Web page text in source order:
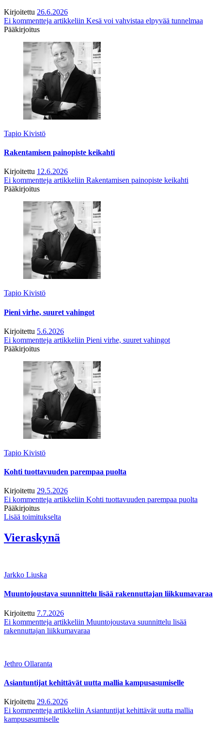
Kirjoitettu 26.6.2026
Ei kommentteja artikkeliin Kesä voi vahvistaa elpyvää tunnelmaa
Pääkirjoitus
Tapio Kivistö
Rakentamisen painopiste keikahti
Kirjoitettu 12.6.2026
Ei kommentteja artikkeliin Rakentamisen painopiste keikahti
Pääkirjoitus
Tapio Kivistö
Pieni virhe, suuret vahingot
Kirjoitettu 5.6.2026
Ei kommentteja artikkeliin Pieni virhe, suuret vahingot
Pääkirjoitus
Tapio Kivistö
Kohti tuottavuuden parempaa puolta
Kirjoitettu 29.5.2026
Ei kommentteja artikkeliin Kohti tuottavuuden parempaa puolta
Pääkirjoitus
Lisää toimitukselta
Vieraskynä
Jarkko Liuska
Muuntojoustava suunnittelu lisää rakennuttajan liikkumavaraa
Kirjoitettu 7.7.2026
Ei kommentteja artikkeliin Muuntojoustava suunnittelu lisää
rakennuttajan liikkumavaraa
Jethro Ollaranta
Asiantuntijat kehittävät uutta mallia kampusasumiselle
Kirjoitettu 29.6.2026
Ei kommentteja artikkeliin Asiantuntijat kehittävät uutta mallia
kampusasumiselle